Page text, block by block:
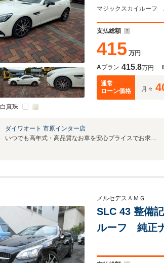
白真珠
ト 電動シー
支払総額
415 万円
Aプラン 415.8万円
通常
ローン価格
月々
ダイワオート 市原インター店
いつでも高年式・高品質なお車を安心プライスでお求めいただけるお店を目指します。
メルセデスＡＭＧ
SLC 43 整備
ルーフ 純正